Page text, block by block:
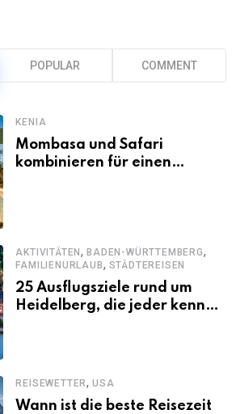
POPULAR COMMENT
KENIA
Mombasa und Safari
kombinieren für einen
AKTIVITÄTEN,BADEN-WÜRTTEMBERG,
FAMILIENURLAUB, STÄDTEREISEN
25 Ausflugsziele rund um
Heidelberg, die jeder kennen
REISEWETTER,USA
Wann ist die beste Reisezeit